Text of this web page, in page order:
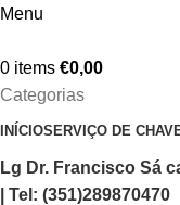
Menu
0 items €0,00
Categorias
INÍCIOSERVIÇO DE
Lg Dr. Francisco Sá
| Tel: (351)289870470